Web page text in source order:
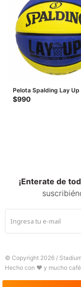
Pelota Spalding Lay Up
Amarillo - Azul
$990
¡Enterate de
© Copyright 2026 /